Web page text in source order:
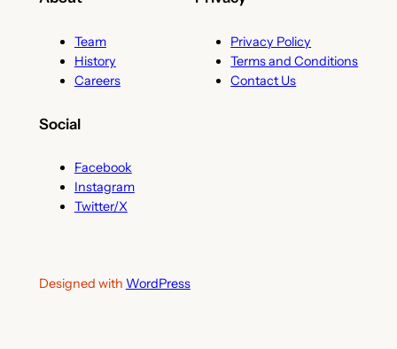
Team
History
Careers
Privacy Policy
Terms and Conditions
Contact Us
Social
Facebook
Instagram
Twitter/X
Designed with WordPress